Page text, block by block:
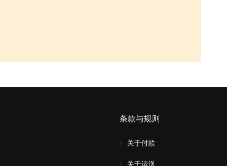
条款与规则
关于付款
关于运送